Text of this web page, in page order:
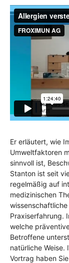
p
k
Er erläutert, wie
Umweltfaktoren
sinnvoll ist,
Stanton ist seit
regelmäßig auf
medizinischen
Praxiserfahrung.
welche
Betroffene
natürliche Weise.
Vortrag haben